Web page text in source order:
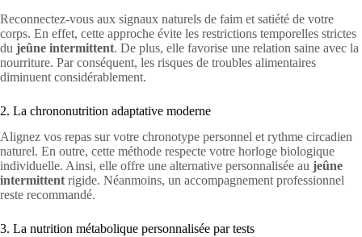
Reconnectez-vous aux signaux naturels de faim et satiété de votre
corps. En effet, cette approche évite les restrictions temporelles strictes
du jeûne intermittent. De plus, elle favorise une relation saine avec la
nourriture. Par conséquent, les risques de troubles alimentaires
diminuent considérablement.
2. La chrononutrition adaptative moderne
Alignez vos repas sur votre chronotype personnel et rythme circadien
naturel. En outre, cette méthode respecte votre horloge biologique
individuelle. Ainsi, elle offre une alternative personnalisée au jeûne
intermittent rigide. Néanmoins, un accompagnement professionnel
reste recommandé.
3. La nutrition métabolique personnalisée par tests